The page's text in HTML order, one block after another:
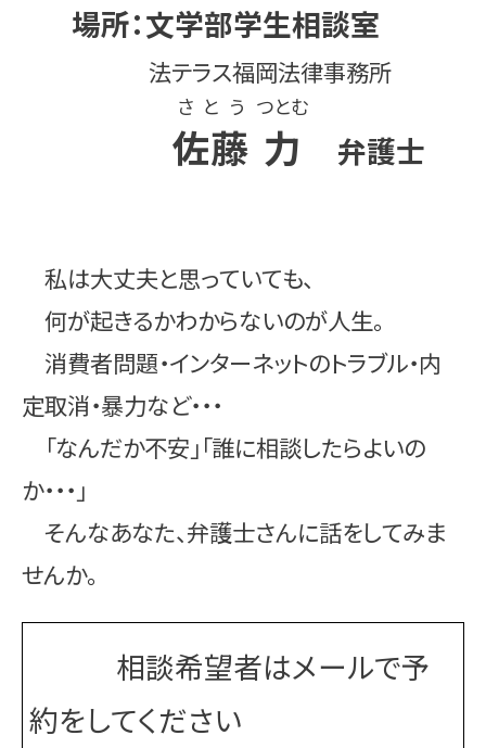
場所：文学部学生相談室
法テラス福岡法律事務所
佐藤
さとう
力
つとむ
弁護士
私は大丈夫と思っていても、
何が起きるかわからないのが人生。
消費者問題・インターネットのトラブル・内
定取消・暴力など・・・
「なんだか不安」「誰に相談したらよいの
か・・・」
そんなあなた、弁護士さんに話をしてみま
せんか。
相談希望者はメールで予
約をしてください